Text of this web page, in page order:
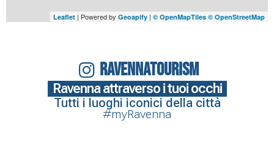
Leaflet | Powered by Geoapify | © OpenMapTiles © OpenStreetMap
RAVENNATOURISM
Ravenna attraverso i tuoi occhi
Tutti i luoghi iconici della città
#myRavenna